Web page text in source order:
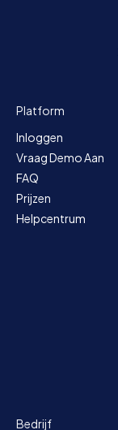
Platform
Inloggen
Vraag Demo Aan
FAQ
Prijzen
Helpcentrum
Bedrijf